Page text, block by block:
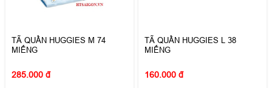
TÃ QUẦN HUGGIES M 74
MIẾNG
285.000 đ
TÃ QUẦN HUGGIES L 38
MIẾNG
160.000 đ